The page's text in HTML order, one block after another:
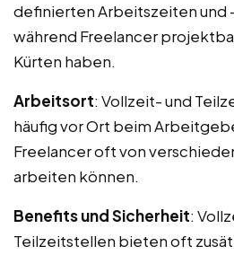
definierten Arbeitszeiten und
während Freelancer
Kürten haben.
Arbeitsort: Vollzeit- und
häufig vor Ort beim
Freelancer oft von
arbeiten können.
Benefits und Sicherheit:
Teilzeitstellen bieten oft